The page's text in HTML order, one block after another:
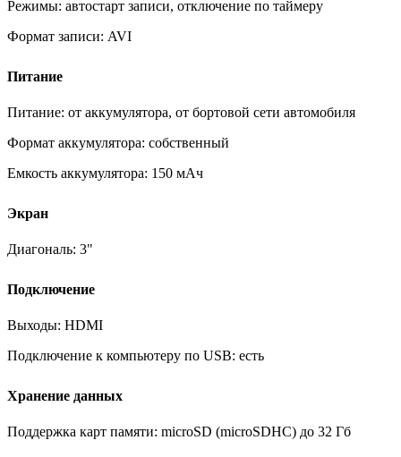
Режимы: автостарт записи, отключение по таймеру
Формат записи: AVI
Питание
Питание: от аккумулятора, от бортовой сети автомобиля
Формат аккумулятора: собственный
Емкость аккумулятора: 150 мАч
Экран
Диагональ: 3"
Подключение
Выходы: HDMI
Подключение к компьютеру по USB: есть
Хранение данных
Поддержка карт памяти: microSD (microSDHC) до 32 Гб